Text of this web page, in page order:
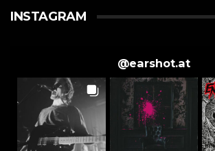
INSTAGRAM
@earshot.at